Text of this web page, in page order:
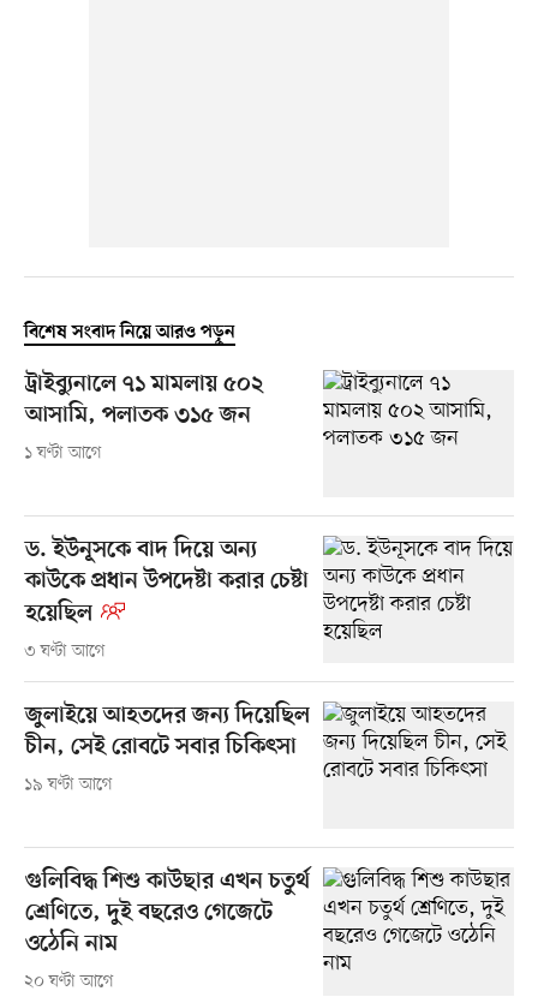
বিশেষ সংবাদ নিয়ে আরও পড়ুন
ট্রাইব্যুনালে ৭১ মামলায় ৫০২
আসামি, পলাতক ৩১৫ জন
১ ঘণ্টা আগে
ড. ইউনূসকে বাদ দিয়ে অন্য
কাউকে প্রধান উপদেষ্টা করার চেষ্টা
হয়েছিল
৩ ঘণ্টা আগে
জুলাইয়ে আহতদের জন্য দিয়েছিল
চীন, সেই রোবটে সবার চিকিৎসা
১৯ ঘণ্টা আগে
গুলিবিদ্ধ শিশু কাউছার এখন চতুর্থ
শ্রেণিতে, দুই বছরেও গেজেটে
ওঠেনি নাম
২০ ঘণ্টা আগে